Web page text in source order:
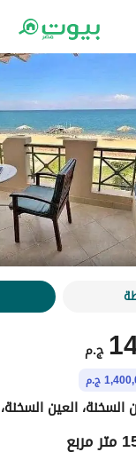
ج.م
ج.م
السخنة، العين